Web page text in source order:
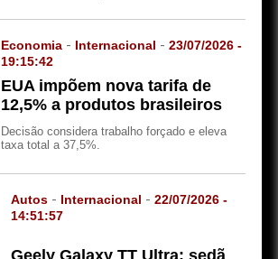
Economia - Internacional -23/07/2026 -
19:15:42
EUA impõem nova tarifa de
12,5% a produtos brasileiros
Decisão considera trabalho forçado e eleva
taxa total a 37,5%.
Autos - Internacional -22/07/2026 -
14:51:57
Geely Galaxy TT Ultra: sedã